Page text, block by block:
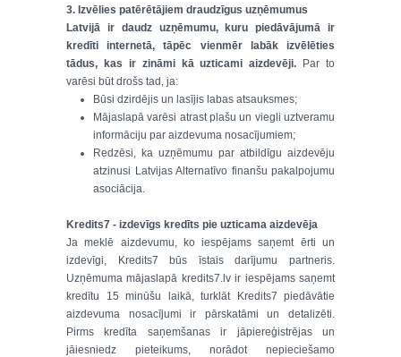
3. Izvēlies patērētājiem draudzīgus uzņēmumus
Latvijā ir daudz uzņēmumu, kuru piedāvājumā ir
kredīti internetā, tāpēc vienmēr labāk izvēlēties
tādus, kas ir zināmi kā uzticami aizdevēji. Par to
varēsi būt drošs tad, ja:
Būsi dzirdējis un lasījis labas atsauksmes;
Mājaslapā varēsi atrast plašu un viegli uztveramu
informāciju par aizdevuma nosacījumiem;
Redzēsi, ka uzņēmumu par atbildīgu aizdevēju
atzinusi Latvijas Alternatīvo finanšu pakalpojumu
asociācija.
Kredits7 - izdevīgs kredīts pie uzticama aizdevēja
Ja meklē aizdevumu, ko iespējams saņemt ērti un
izdevīgi, Kredits7 būs īstais darījumu partneris.
Uzņēmuma mājaslapā kredits7.lv ir iespējams saņemt
kredītu 15 minūšu laikā, turklāt Kredits7 piedāvātie
aizdevuma nosacījumi ir pārskatāmi un detalizēti.
Pirms kredīta saņemšanas ir jāpiereģistrējas un
jāiesniedz pieteikums, norādot nepieciešamo